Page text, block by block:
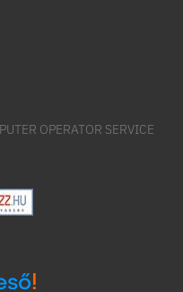
OPERATOR SERVICE